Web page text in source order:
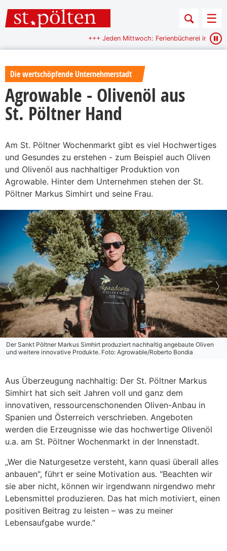
+++ Jeden Mittwoch: Ferienbücherei im Hammerpark +++ +++
Startseite – St. Pölten
Die wertschöpfende Unternehmerstadt
Agrowable - Olivenöl aus
St. Pöltner Hand
Am St. Pöltner Wochenmarkt gibt es viel Hochwertiges
und Gesundes zu erstehen - zum Beispiel auch Oliven
und Olivenöl aus nachhaltiger Produktion von
Agrowable. Hinter dem Unternehmen stehen der St.
Pöltner Markus Simhirt und seine Frau.
Der Sankt Pöltner Markus Simhirt produziert nachhaltig angebaute Oliven
und weitere innovative Produkte. Foto: Agrowable/Roberto Bondia
Aus Überzeugung nachhaltig: Der St. Pöltner Markus
Simhirt hat sich seit Jahren voll und ganz dem
innovativen, ressourcenschonenden Oliven-Anbau in
Spanien und Österreich verschrieben. Angeboten
werden die Erzeugnisse wie das hochwertige Olivenöl
u.a. am St. Pöltner Wochenmarkt in der Innenstadt.
„Wer die Naturgesetze versteht, kann quasi überall alles
anbauen", führt er seine Motivation aus. "Beachten wir
sie aber nicht, können wir irgendwann nirgendwo mehr
Lebensmittel produzieren. Das hat mich motiviert, einen
positiven Beitrag zu leisten – was zu meiner
Lebensaufgabe wurde.“